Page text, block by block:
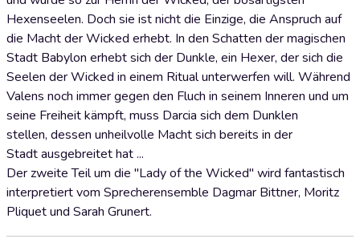
Hexenseelen. Doch sie ist nicht die Einzige, die Anspruch auf
die Macht der Wicked erhebt. In den Schatten der magischen
Stadt Babylon erhebt sich der Dunkle, ein Hexer, der sich die
Seelen der Wicked in einem Ritual unterwerfen will. Während
Valens noch immer gegen den Fluch in seinem Inneren und um
seine Freiheit kämpft, muss Darcia sich dem Dunklen
stellen, dessen unheilvolle Macht sich bereits in der
Stadt ausgebreitet hat ...
Der zweite Teil um die "Lady of the Wicked" wird fantastisch
interpretiert vom Sprecherensemble Dagmar Bittner, Moritz
Pliquet und Sarah Grunert.